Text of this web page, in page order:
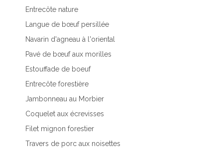
Entrecôte nature
Langue de bœuf persillée
Navarin d'agneau à l'oriental
Pavé de bœuf aux morilles
Estouffade de boeuf
Entrecôte forestière
Jambonneau au Morbier
Coquelet aux écrevisses
Filet mignon forestier
Travers de porc aux noisettes